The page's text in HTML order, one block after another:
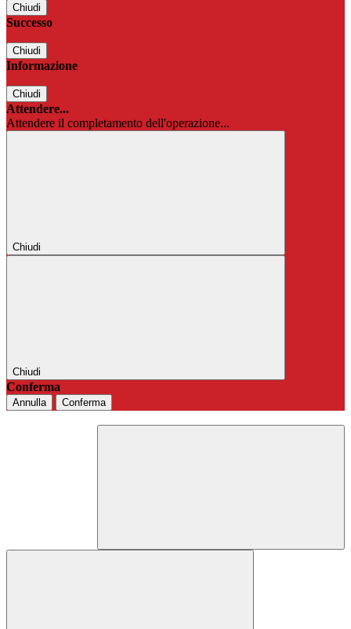
Chiudi
Successo
Chiudi
Informazione
Chiudi
Attendere...
Attendere il completamento dell'operazione...
Chiudi
Chiudi
Conferma
Annulla Conferma